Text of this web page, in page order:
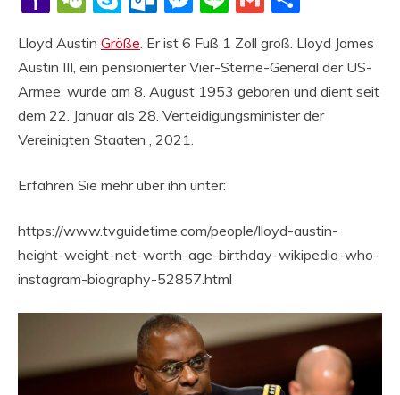
Lloyd Austin Größe. Er ist 6 Fuß 1 Zoll groß. Lloyd James
Austin III, ein pensionierter Vier-Sterne-General der US-
Armee, wurde am 8. August 1953 geboren und dient seit
dem 22. Januar als 28. Verteidigungsminister der
Vereinigten Staaten , 2021.
Erfahren Sie mehr über ihn unter:
https://www.tvguidetime.com/people/lloyd-austin-
height-weight-net-worth-age-birthday-wikipedia-who-
instagram-biography-52857.html